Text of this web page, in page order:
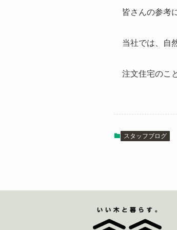
皆さんの参考
当社では、自
注文住宅のこ
スタッフブログ